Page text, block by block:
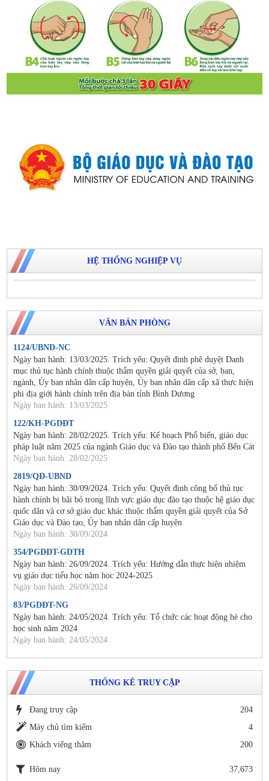
HỆ THỐNG NGHIỆP VỤ
VĂN BẢN PHÒNG
1124/UBND-NC
Ngày ban hành: 13/03/2025. Trích yếu: Quyết đinh phê duyệt Danh
mục thủ tục hành chính thuộc thẩm quyền giải quyết của sở, ban,
ngành, Ủy ban nhân dân cấp huyện, Ủy ban nhân dân cấp xã thực hiện
phi địa giới hành chính trên địa bàn tỉnh Bình Dương
Ngày ban hành: 13/03/2025
122/KH-PGDĐT
Ngày ban hành: 28/02/2025. Trích yếu: Kế hoạch Phổ biến, giáo dục
pháp luật năm 2025 của ngành Giáo dục và Đào tạo thành phố Bến Cát
Ngày ban hành: 28/02/2025
2819/QĐ-UBND
Ngày ban hành: 30/09/2024. Trích yếu: Quyết định công bố thủ tục
hành chính bị bãi bỏ trong lĩnh vực giáo dục đào tạo thuộc hệ giáo dục
quốc dân và cơ sở giáo dục khác thuộc thẩm quyền giải quyết của Sở
Giáo dục và Đào tạo, Ủy ban nhân dân cấp huyện
Ngày ban hành: 30/09/2024
354/PGDĐT-GDTH
Ngày ban hành: 26/09/2024. Trích yếu: Hướng dẫn thực hiện nhiệm
vụ giáo dục tiểu học năm học 2024-2025
Ngày ban hành: 26/09/2024
83/PGDĐT-NG
Ngày ban hành: 24/05/2024. Trích yếu: Tổ chức các hoạt động hè cho
học sinh năm 2024
Ngày ban hành: 24/05/2024
THỐNG KÊ TRUY CẬP
Đang truy cập
204
Máy chủ tìm kiếm
4
Khách viếng thăm
200
Hôm nay 37,673